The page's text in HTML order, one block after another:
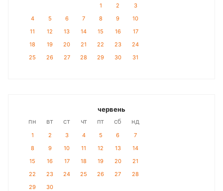
1 2
3
4
5 6 7 8 9
10
11
12 13 14 15 16
17
18
19 20 21 22 23
24
25
26 27 28 29 30 31
червень
пн
вт ст чт пт сб нд
1 2 3 4 5 6
7
8
9 10 11 12 13
14
15
16 17 18 19 20
21
22
23 24 25 26 27
28
29
30